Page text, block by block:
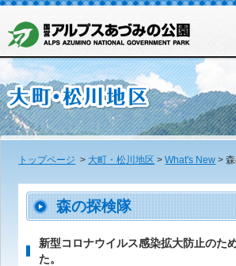
トップページ > 大町・松川地区 > What's New >
森の探検隊
新型コロナウイルス感染拡大防止のた
た。